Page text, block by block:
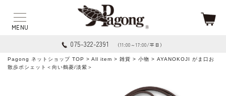
075-322-2391 （11:00～17:00/平日）
Pagong ネットショップ TOP > All item > 雑貨 > 小物 > AYANOKOJI がま口お
散歩ポシェット＜向い鶴菱/淡紫＞